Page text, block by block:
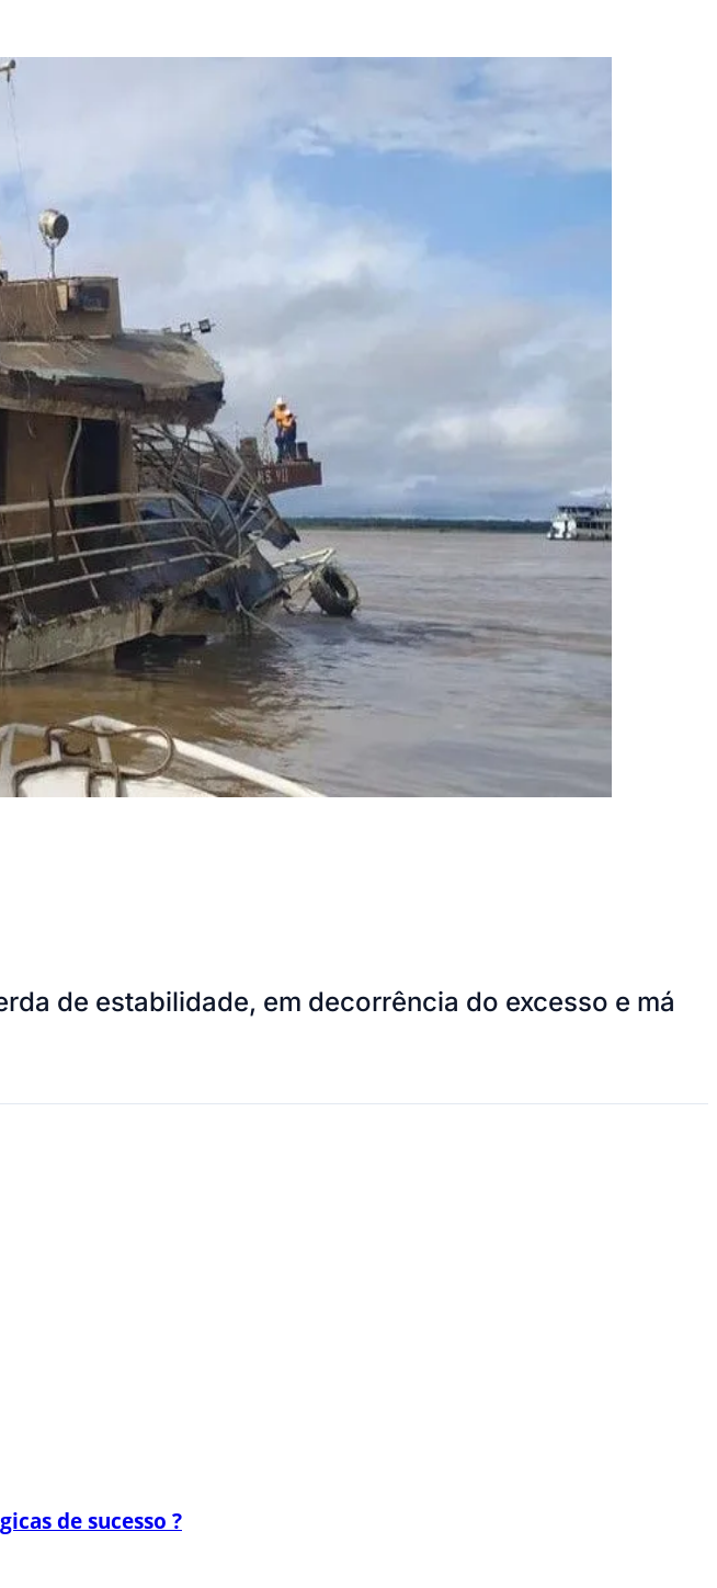
de estabilidade, em decorrência do excesso e má
de sucesso ?